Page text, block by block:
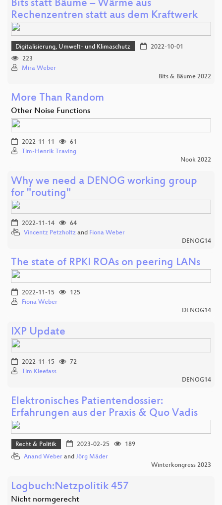
Bits statt Bäume – Wärme aus
Rechenzentren statt aus dem Kraftwerk
Digitalisierung, Umwelt- und Klimaschutz
2022-10-01
223
Mira Weber
Bits & Bäume 2022
More Than Random
Other Noise Functions
2022-11-11
61
Tim-Henrik Traving
Nook 2022
Why we need a DENOG working group
for "routing"
2022-11-14
64
Vincentz Petzholtz and Fiona Weber
DENOG14
The state of RPKI ROAs on peering LANs
2022-11-15
125
Fiona Weber
DENOG14
IXP Update
2022-11-15
72
Tim Kleefass
DENOG14
Elektronisches Patientendossier:
Erfahrungen aus der Praxis & Quo Vadis
Recht & Politik 2023-02-25
189
Anand Weber and Jörg Mäder
Winterkongress 2023
Logbuch:Netzpolitik 457
Nicht normgerecht